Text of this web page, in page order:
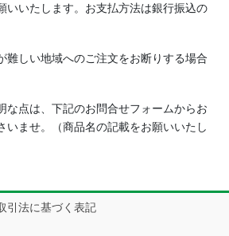
いいたします。お支払方法は銀行振込の
難しい地域へのご注文をお断りする場合
な点は、下記のお問合せフォームからお
いませ。（商品名の記載をお願いいたし
引法に基づく表記